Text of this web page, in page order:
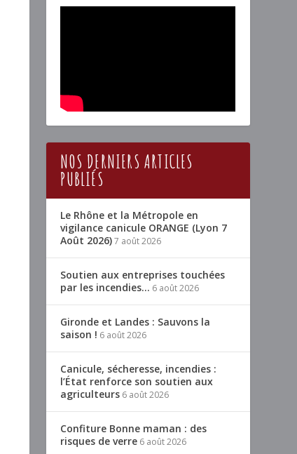
NOS DERNIERS ARTICLES
PUBLIÉS
Le Rhône et la Métropole en
vigilance canicule ORANGE (Lyon 7
Août 2026)7 août 2026
Soutien aux entreprises touchées
par les incendies… 6 août 2026
Gironde et Landes : Sauvons la
saison ! 6 août 2026
Canicule, sécheresse, incendies :
l’État renforce son soutien aux
agriculteurs 6 août 2026
Confiture Bonne maman : des
risques de verre 6 août 2026